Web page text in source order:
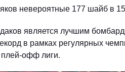
невероятные 177 шайб в
является лучшим
в рамках регулярных
офф лиги.